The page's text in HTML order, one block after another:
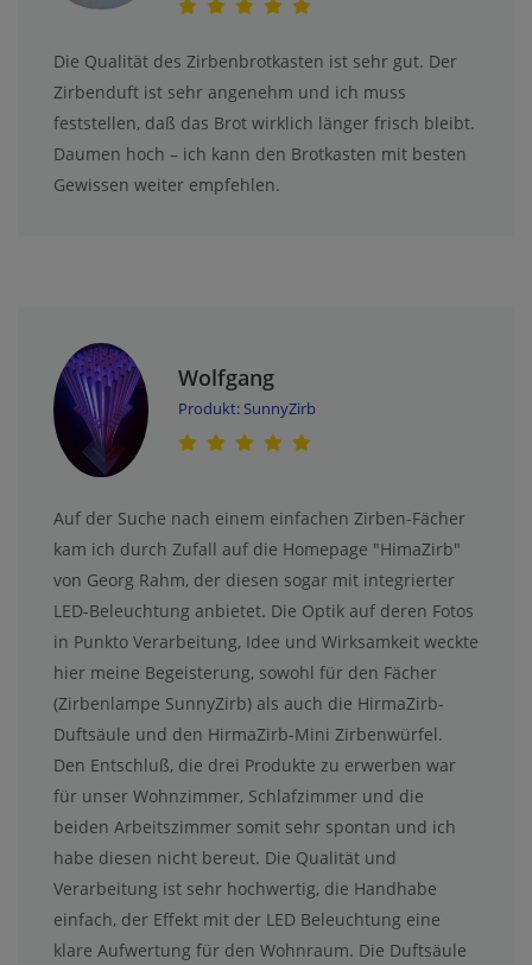
Die Qualität des Zirbenbrotkasten ist sehr gut. Der
Zirbenduft ist sehr angenehm und ich muss
feststellen, daß das Brot wirklich länger frisch bleibt.
Daumen hoch – ich kann den Brotkasten mit besten
Gewissen weiter empfehlen.
Wolfgang
Produkt: SunnyZirb
Auf der Suche nach einem einfachen Zirben-Fächer
kam ich durch Zufall auf die Homepage "HimaZirb"
von Georg Rahm, der diesen sogar mit integrierter
LED-Beleuchtung anbietet. Die Optik auf deren Fotos
in Punkto Verarbeitung, Idee und Wirksamkeit weckte
hier meine Begeisterung, sowohl für den Fächer
(Zirbenlampe SunnyZirb) als auch die HirmaZirb-
Duftsäule und den HirmaZirb-Mini Zirbenwürfel.
Den Entschluß, die drei Produkte zu erwerben war
für unser Wohnzimmer, Schlafzimmer und die
beiden Arbeitszimmer somit sehr spontan und ich
habe diesen nicht bereut. Die Qualität und
Verarbeitung ist sehr hochwertig, die Handhabe
einfach, der Effekt mit der LED Beleuchtung eine
klare Aufwertung für den Wohnraum. Die Duftsäule